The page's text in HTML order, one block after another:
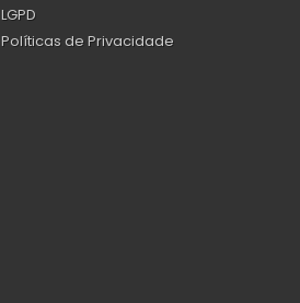
LGPD
Políticas de Privacidade